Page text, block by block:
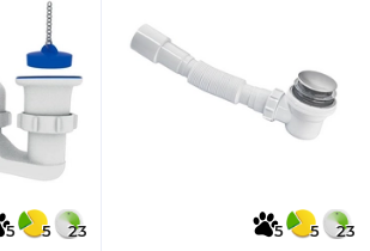
5 5
23
5 5
23